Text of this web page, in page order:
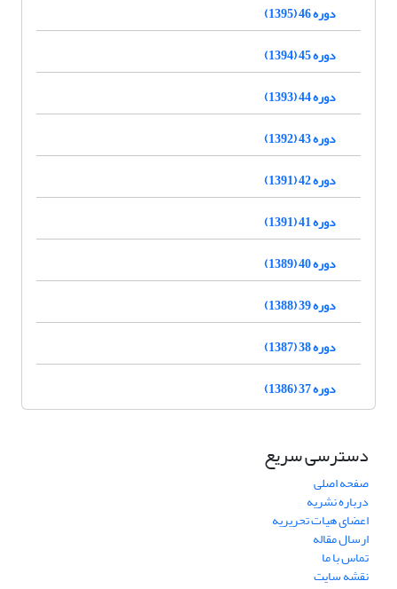
دوره 46 (1395)
دوره 45 (1394)
دوره 44 (1393)
دوره 43 (1392)
دوره 42 (1391)
دوره 41 (1391)
دوره 40 (1389)
دوره 39 (1388)
دوره 38 (1387)
دوره 37 (1386)
دسترسی سریع
صفحه اصلی
درباره نشریه
اعضای هیات تحریریه
ارسال مقاله
تماس با ما
نقشه سایت